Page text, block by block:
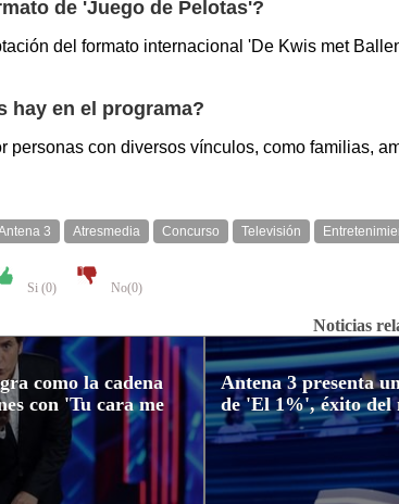
de 'Juego de Pelotas'?
del formato internacional 'De Kwis met
hay en el programa?
personas con diversos vínculos, como familias,
3 Atresmedia Concurso Televisión
Si (0) No(0)
Noticias
como la cadena
con 'Tu cara me
Antena 3 presenta
de 'El 1%', éxito del